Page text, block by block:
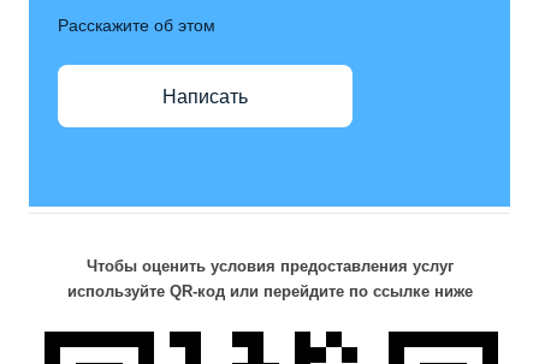
Расскажите об этом
Написать
Чтобы оценить условия предоставления услуг
используйте QR-код или перейдите по ссылке ниже